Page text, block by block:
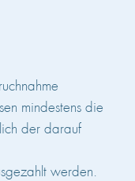
mindestens die
der darauf
werden.